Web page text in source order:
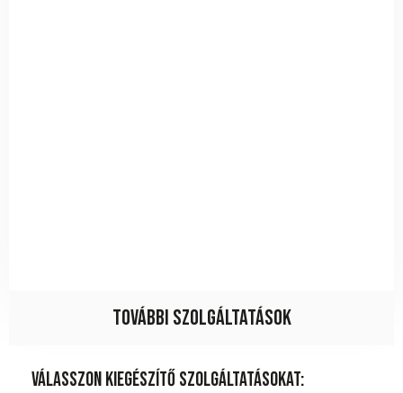
További szolgáltatások
Válasszon kiegészítő szolgáltatásokat: